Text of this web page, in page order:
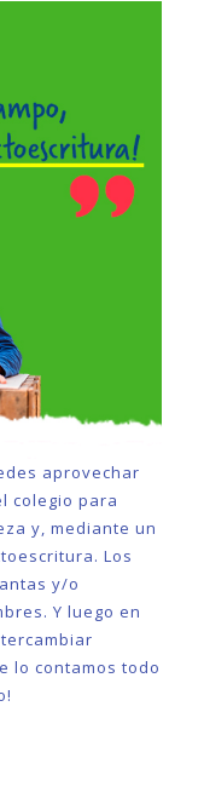
aprovechar
colegio para
y, mediante un
Los
y/o
Y luego en
lo contamos todo